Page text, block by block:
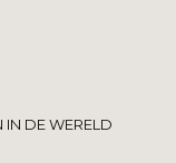
IN DE WERELD